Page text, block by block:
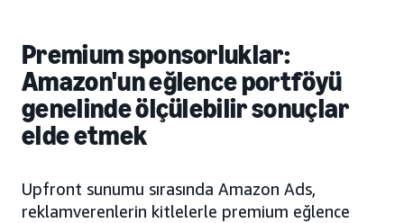
Premium sponsorluklar:
Amazon'un eğlence portföyü
genelinde ölçülebilir sonuçlar
elde etmek
Upfront sunumu sırasında Amazon Ads,
reklamverenlerin kitlelerle premium eğlence